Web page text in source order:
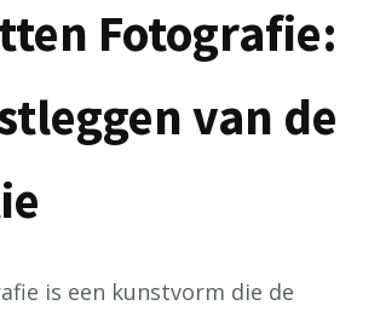
Fotografie:
van de
is een kunstvorm die de